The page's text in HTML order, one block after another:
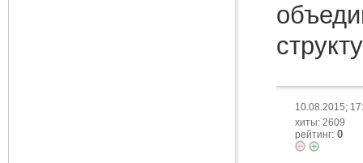
10.08.2015;
хиты: 2609
рейтинг: 0